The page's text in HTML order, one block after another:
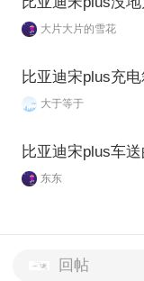
吗？大片大片的雪花
比亚迪宋plus充
大于等于
比亚迪宋plus车
东东
回帖